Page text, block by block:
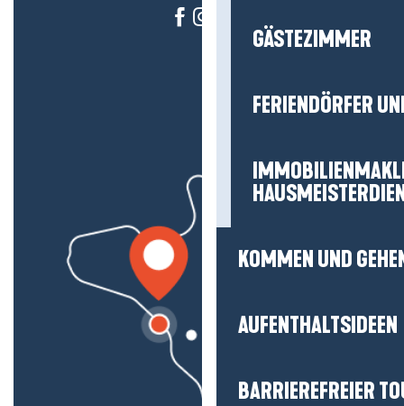
GÄSTEZIMMER
FERIENDÖRFER
KOMMEN UND
AUFENTHALTSIDEEN
BARRIEREFREIER